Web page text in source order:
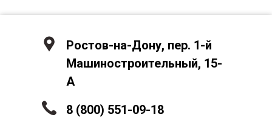
Ростов-на-Дону, пер. 1-й
Машиностроительный, 15-
А
8 (800) 551-09-18